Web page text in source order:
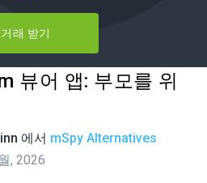
거래 받기
뷰어 앱: 부모를 위
에서 mSpy Alternatives
, 2026